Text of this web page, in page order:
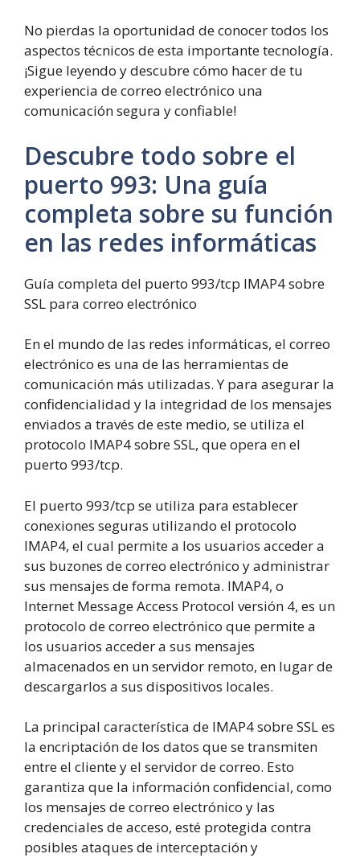
No pierdas la oportunidad de conocer todos los
aspectos técnicos de esta importante tecnología.
¡Sigue leyendo y descubre cómo hacer de tu
experiencia de correo electrónico una
comunicación segura y confiable!
Descubre todo sobre el
puerto 993: Una guía
completa sobre su función
en las redes informáticas
Guía completa del puerto 993/tcp IMAP4 sobre
SSL para correo electrónico
En el mundo de las redes informáticas, el correo
electrónico es una de las herramientas de
comunicación más utilizadas. Y para asegurar la
confidencialidad y la integridad de los mensajes
enviados a través de este medio, se utiliza el
protocolo IMAP4 sobre SSL, que opera en el
puerto 993/tcp.
El puerto 993/tcp se utiliza para establecer
conexiones seguras utilizando el protocolo
IMAP4, el cual permite a los usuarios acceder a
sus buzones de correo electrónico y administrar
sus mensajes de forma remota. IMAP4, o
Internet Message Access Protocol versión 4, es un
protocolo de correo electrónico que permite a
los usuarios acceder a sus mensajes
almacenados en un servidor remoto, en lugar de
descargarlos a sus dispositivos locales.
La principal característica de IMAP4 sobre SSL es
la encriptación de los datos que se transmiten
entre el cliente y el servidor de correo. Esto
garantiza que la información confidencial, como
los mensajes de correo electrónico y las
credenciales de acceso, esté protegida contra
posibles ataques de interceptación y